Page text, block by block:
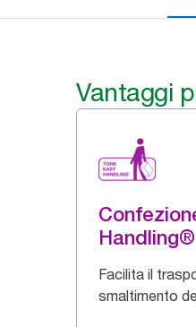
Vantaggi
Handling®
Facilita il
smaltimento